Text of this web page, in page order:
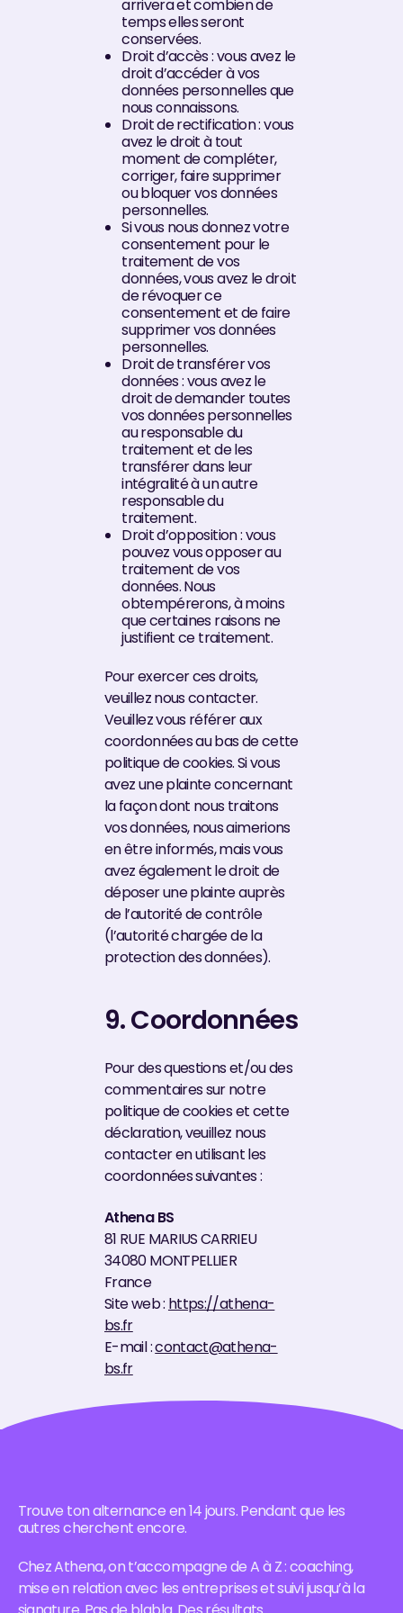
arrivera et combien de
temps elles seront
conservées.
Droit d’accès : vous avez le
droit d’accéder à vos
données personnelles que
nous connaissons.
Droit de rectification : vous
avez le droit à tout
moment de compléter,
corriger, faire supprimer
ou bloquer vos données
personnelles.
Si vous nous donnez votre
consentement pour le
traitement de vos
données, vous avez le droit
de révoquer ce
consentement et de faire
supprimer vos données
personnelles.
Droit de transférer vos
données : vous avez le
droit de demander toutes
vos données personnelles
au responsable du
traitement et de les
transférer dans leur
intégralité à un autre
responsable du
traitement.
Droit d’opposition : vous
pouvez vous opposer au
traitement de vos
données. Nous
obtempérerons, à moins
que certaines raisons ne
justifient ce traitement.
Pour exercer ces droits,
veuillez nous contacter.
Veuillez vous référer aux
coordonnées au bas de cette
politique de cookies. Si vous
avez une plainte concernant
la façon dont nous traitons
vos données, nous aimerions
en être informés, mais vous
avez également le droit de
déposer une plainte auprès
de l’autorité de contrôle
(l’autorité chargée de la
protection des données).
9. Coordonnées
Pour des questions et/ou des
commentaires sur notre
politique de cookies et cette
déclaration, veuillez nous
contacter en utilisant les
coordonnées suivantes :
Athena BS
81 RUE MARIUS CARRIEU
34080 MONTPELLIER
France
Site web : https://athena-
bs.fr
E-mail :contact@athena-
bs.fr
Trouve ton alternance en 14 jours. Pendant que les
autres cherchent encore.
Chez Athena, on t’accompagne de A à Z : coaching,
mise en relation avec les entreprises et suivi jusqu’à la